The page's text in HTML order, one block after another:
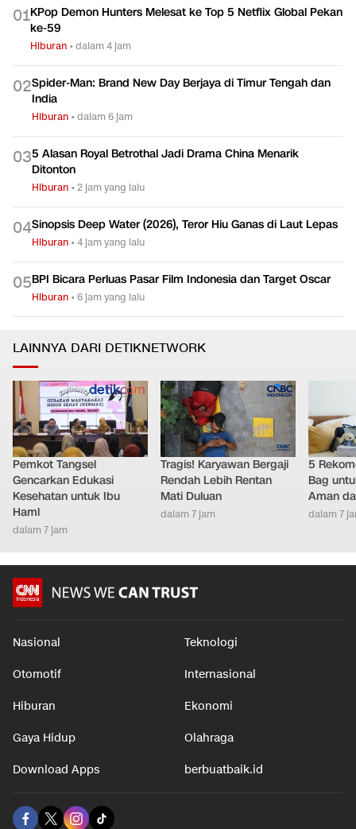
01KPop Demon Hunters Melesat ke Top 5 Netflix Global Pekan
ke-59
Hiburan •dalam 4 jam
02Spider-Man: Brand New Day Berjaya di Timur Tengah dan
India
Hiburan •dalam 6 jam
035 Alasan Royal Betrothal Jadi Drama China Menarik
Ditonton
Hiburan •2 jam yang lalu
04Sinopsis Deep Water (2026), Teror Hiu Ganas di Laut Lepas
Hiburan •4 jam yang lalu
05BPI Bicara Perluas Pasar Film Indonesia dan Target Oscar
Hiburan •6 jam yang lalu
LAINNYA DARI DETIKNETWORK
Pemkot Tangsel
Gencarkan Edukasi
Kesehatan untuk Ibu
Haml
dalam 7 jam
Tragis! Karyawan Bergaji
Rendah Lebih Rentan
Mati Duluan
dalam 7 jam
5
Bag
Aman
dalam 7
Nasional Teknologi
Otomotif Internasional
Hiburan Ekonomi
Gaya Hidup Olahraga
Download Apps berbuatbaik.id